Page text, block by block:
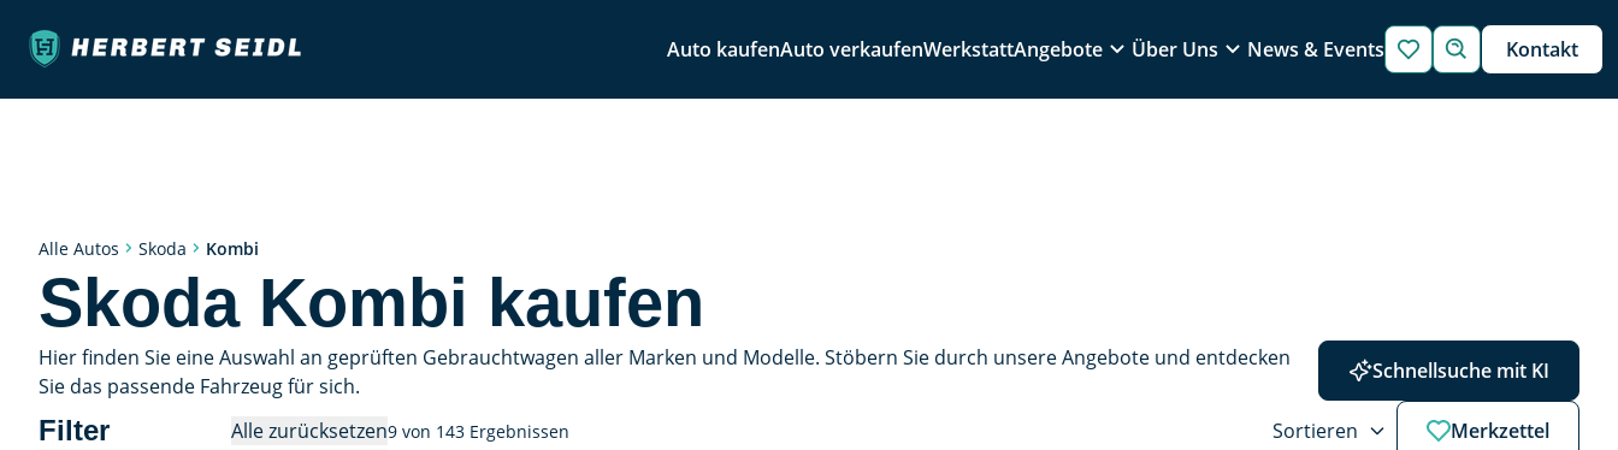
Auto kaufenAuto verkaufenWerkstattAngebote Über Uns News & Events Kontakt
Alle Autos Skoda Kombi
Skoda Kombi kaufen
Hier finden Sie eine Auswahl an geprüften Gebrauchtwagen aller Marken und Modelle. Stöbern Sie durch unsere Angebote und entdecken
Sie das passende Fahrzeug für sich.
Schnellsuche mit KI
Filter Alle zurücksetzen Merkzettel
9 von 143 Ergebnissen Sortieren